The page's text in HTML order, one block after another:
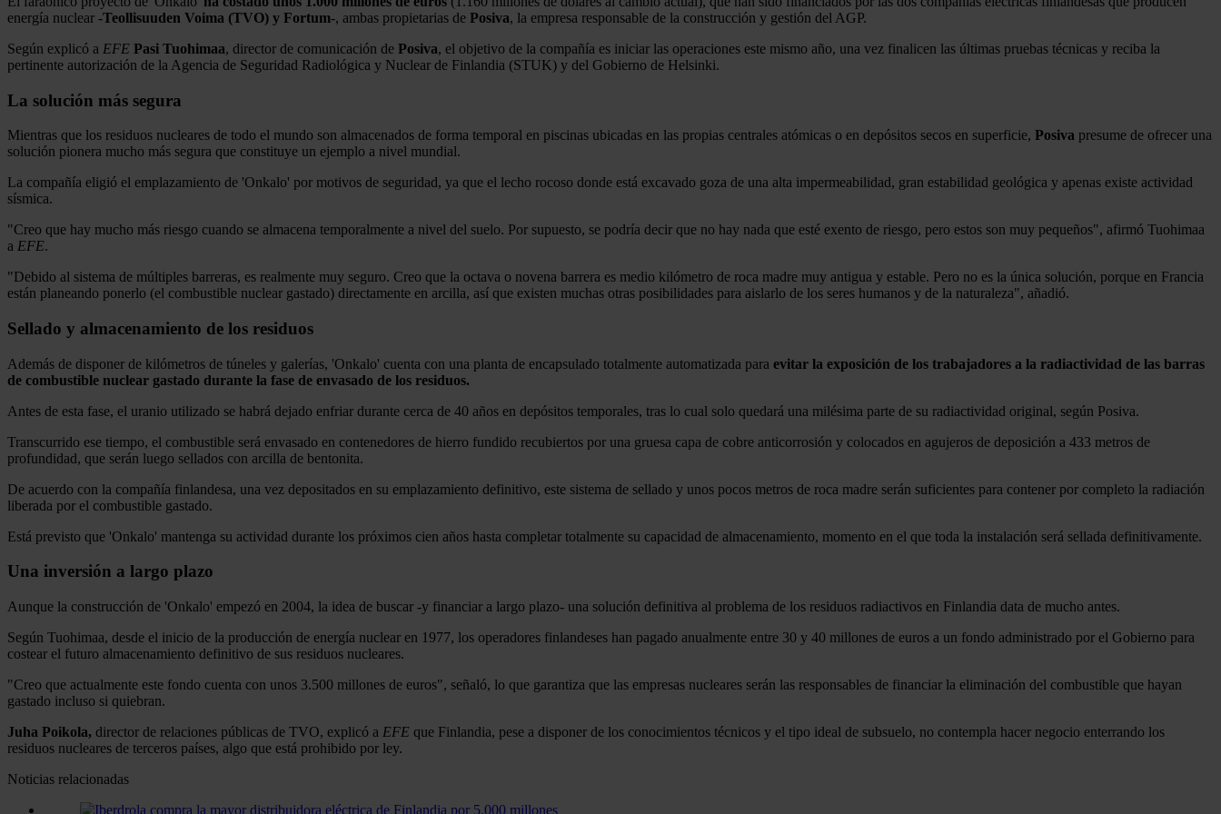
energía nuclear -Teollisuuden Voima (TVO) y Fortum-, ambas propietarias de Posiva, la empresa responsable de la construcción y gestión del AGP.
Según explicó a EFE Pasi Tuohimaa, director de comunicación de Posiva, el objetivo de la compañía es iniciar las operaciones este mismo año, una vez finalicen las últimas pruebas técnicas y reciba la
pertinente autorización de la Agencia de Seguridad Radiológica y Nuclear de Finlandia (STUK) y del Gobierno de Helsinki.
La solución más segura
Mientras que los residuos nucleares de todo el mundo son almacenados de forma temporal en piscinas ubicadas en las propias centrales atómicas o en depósitos secos en superficie, Posiva presume de ofrecer una
solución pionera mucho más segura que constituye un ejemplo a nivel mundial.
La compañía eligió el emplazamiento de 'Onkalo' por motivos de seguridad, ya que el lecho rocoso donde está excavado goza de una alta impermeabilidad, gran estabilidad geológica y apenas existe actividad
sísmica.
"Creo que hay mucho más riesgo cuando se almacena temporalmente a nivel del suelo. Por supuesto, se podría decir que no hay nada que esté exento de riesgo, pero estos son muy pequeños", afirmó Tuohimaa
a EFE.
"Debido al sistema de múltiples barreras, es realmente muy seguro. Creo que la octava o novena barrera es medio kilómetro de roca madre muy antigua y estable. Pero no es la única solución, porque en Francia
están planeando ponerlo (el combustible nuclear gastado) directamente en arcilla, así que existen muchas otras posibilidades para aislarlo de los seres humanos y de la naturaleza", añadió.
Sellado y almacenamiento de los residuos
Además de disponer de kilómetros de túneles y galerías, 'Onkalo' cuenta con una planta de encapsulado totalmente automatizada para evitar la exposición de los trabajadores a la radiactividad de las barras
de combustible nuclear gastado durante la fase de envasado de los residuos.
Antes de esta fase, el uranio utilizado se habrá dejado enfriar durante cerca de 40 años en depósitos temporales, tras lo cual solo quedará una milésima parte de su radiactividad original, según Posiva.
Transcurrido ese tiempo, el combustible será envasado en contenedores de hierro fundido recubiertos por una gruesa capa de cobre anticorrosión y colocados en agujeros de deposición a 433 metros de
profundidad, que serán luego sellados con arcilla de bentonita.
De acuerdo con la compañía finlandesa, una vez depositados en su emplazamiento definitivo, este sistema de sellado y unos pocos metros de roca madre serán suficientes para contener por completo la radiación
liberada por el combustible gastado.
Está previsto que 'Onkalo' mantenga su actividad durante los próximos cien años hasta completar totalmente su capacidad de almacenamiento, momento en el que toda la instalación será sellada definitivamente.
Una inversión a largo plazo
Aunque la construcción de 'Onkalo' empezó en 2004, la idea de buscar -y financiar a largo plazo- una solución definitiva al problema de los residuos radiactivos en Finlandia data de mucho antes.
Según Tuohimaa, desde el inicio de la producción de energía nuclear en 1977, los operadores finlandeses han pagado anualmente entre 30 y 40 millones de euros a un fondo administrado por el Gobierno para
costear el futuro almacenamiento definitivo de sus residuos nucleares.
"Creo que actualmente este fondo cuenta con unos 3.500 millones de euros", señaló, lo que garantiza que las empresas nucleares serán las responsables de financiar la eliminación del combustible que hayan
gastado incluso si quiebran.
Juha Poikola, director de relaciones públicas de TVO, explicó a EFE que Finlandia, pese a disponer de los conocimientos técnicos y el tipo ideal de subsuelo, no contempla hacer negocio enterrando los
residuos nucleares de terceros países, algo que está prohibido por ley.
Noticias relacionadas